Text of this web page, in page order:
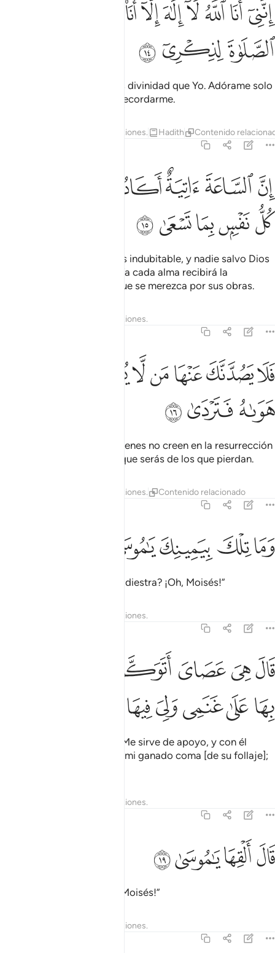
إِنَّنِىٓ أَنَا ٱللَّهُ لَآ إِلَـٰهَ إِلَّآ أَنَا۠ فَٱعْبُدْنِى وَأَقِمِ ٱلصَّلَوٰةَ لِذِكْرِىٓ ١٤
ﱇﱈﱉﱊﱋﱌﱍ
ﱐﱑ ﱒ
Yo soy Al-lah, y no hay más divinidad que Yo. Adórame solo
a Mí y haz la oración para recordarme.
Reflexiones. Hadith Contenido
ان الساعة اتية اكاد اخفيها لتجزى كل نفس بما تسعى ١٥
إِنَّ ٱلسَّاعَةَ ءَاتِيَةٌ أَكَادُ أُخْفِيهَا لِتُجْزَىٰ كُلُّ نَفْسٍۭ بِمَا تَسْعَىٰ ١٥
ﱓﱔﱕﱖ
ﱙﱚﱛﱜﱝ
El Día de la Resurrección es indubitable, y nadie salvo Dios
sabe cuándo llegará. Ese día cada alma recibirá la
recompensa o el castigo que se merezca por sus obras.
Reflexiones.
فلا يصدنك عنها من لا يومن بها واتبع هواه فتردى ١٦
فَلَا يَصُدَّنَّكَ عَنْهَا مَن لَّا يُؤْمِنُ بِهَا وَٱتَّبَعَ هَوَىٰهُ فَتَرْدَىٰ ١٦
ﱞﱟﱠﱡﱢﱣ
ﱦﱧﱨ
No te dejes seducir por quienes no creen en la resurrección
y siguen sus pasiones, porque serás de los que pierdan.
Reflexiones. Contenido relacionado
وما تلك بيمينك يا موسى ١٧
وَمَا تِلْكَ بِيَمِينِكَ يَـٰمُوسَىٰ ١٧
ﱩﱪﱫﱬ
¿Qué es lo que tienes en tu diestra? ¡Oh, Moisés!”
Reflexiones.
قال هي عصاي اتوكا عليها واهش بها على غنمي ولي فيها مارب اخرى ١٨
قَالَ هِىَ عَصَاىَ أَتَوَكَّؤُا۟ عَلَيْهَا وَأَهُشُّ بِهَا عَلَىٰ غَنَمِى وَلِىَ فِيهَا مَـَٔارِبُ
ﱮﱯﱰ ﱱ
ﱴﱵﱶﱷﱸ
Respondió: “Es mi bastón. Me sirve de apoyo, y con él
vareo los árboles para que mi ganado coma [de su follaje];
Reflexiones.
قال القها يا موسى ١٩
قَالَ أَلْقِهَا يَـٰمُوسَىٰ ١٩
ﱼﱽﱾﱿ
Dijo [Dios]: “Arrójalo, ¡Oh, Moisés!”
Reflexiones.